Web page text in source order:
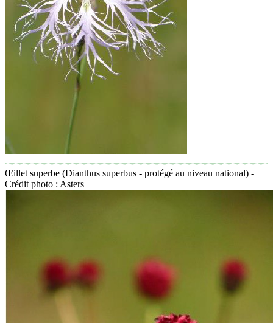
Œillet superbe (Dianthus superbus - protégé au niveau national) -
Crédit photo : Asters